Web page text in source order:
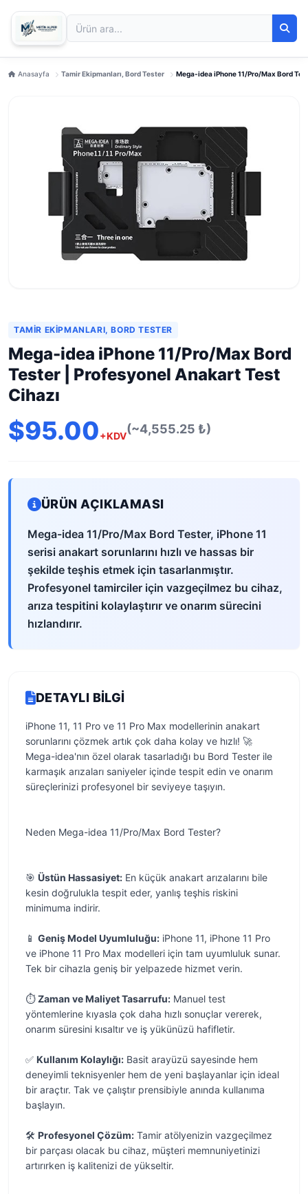
Anasayfa Tamir Ekipmanları, Bord Tester Mega-idea iPhone 11/Pro/Max Bord
TAMIR EKIPMANLARI, BORD TESTER
Mega-idea iPhone 11/Pro/Max Bord
Tester | Profesyonel Anakart Test
Cihazı
$95.00+KDV(~4,555.25 ₺)
ÜRÜN AÇIKLAMASI
Mega-idea 11/Pro/Max Bord Tester, iPhone 11
serisi anakart sorunlarını hızlı ve hassas bir
şekilde teşhis etmek için tasarlanmıştır.
Profesyonel tamirciler için vazgeçilmez bu cihaz,
arıza tespitini kolaylaştırır ve onarım sürecini
hızlandırır.
DETAYLI BILGI
iPhone 11, 11 Pro ve 11 Pro Max modellerinin anakart
sorunlarını çözmek artık çok daha kolay ve hızlı! 🚀
Mega-idea'nın özel olarak tasarladığı bu Bord Tester ile
karmaşık arızaları saniyeler içinde tespit edin ve onarım
süreçlerinizi profesyonel bir seviyeye taşıyın.
Neden Mega-idea 11/Pro/Max Bord Tester?
🎯 Üstün Hassasiyet: En küçük anakart arızalarını bile
kesin doğrulukla tespit eder, yanlış teşhis riskini
minimuma indirir.
📱 Geniş Model Uyumluluğu: iPhone 11, iPhone 11 Pro
ve iPhone 11 Pro Max modelleri için tam uyumluluk sunar.
Tek bir cihazla geniş bir yelpazede hizmet verin.
⏱️Zaman ve Maliyet Tasarrufu: Manuel test
yöntemlerine kıyasla çok daha hızlı sonuçlar vererek,
onarım süresini kısaltır ve iş yükünüzü hafifletir.
✅ Kullanım Kolaylığı: Basit arayüzü sayesinde hem
deneyimli teknisyenler hem de yeni başlayanlar için ideal
bir araçtır. Tak ve çalıştır prensibiyle anında kullanıma
başlayın.
🛠️ Profesyonel Çözüm: Tamir atölyenizin vazgeçilmez
bir parçası olacak bu cihaz, müşteri memnuniyetinizi
artırırken iş kalitenizi de yükseltir.